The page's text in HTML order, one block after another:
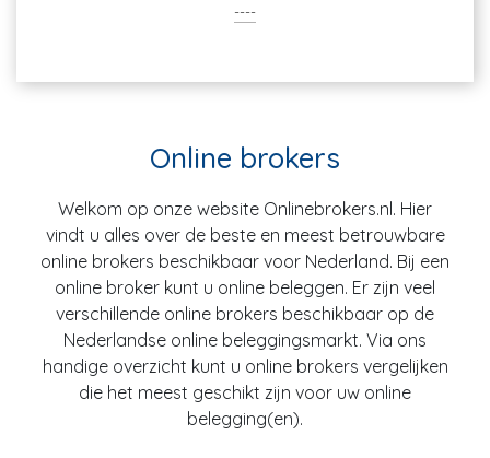
----
Online brokers
Welkom op onze website Onlinebrokers.nl. Hier
vindt u alles over de beste en meest betrouwbare
online brokers beschikbaar voor Nederland. Bij een
online broker kunt u online beleggen. Er zijn veel
verschillende online brokers beschikbaar op de
Nederlandse online beleggingsmarkt. Via ons
handige overzicht kunt u online brokers vergelijken
die het meest geschikt zijn voor uw online
belegging(en).